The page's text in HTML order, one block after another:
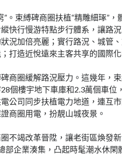
”。束縛碑商圈扶植“精雕細琢”
快行慢游特點步行體系，讓路
況加倍亮麗；實行路況、城管
打造近悅遠來主客共享的國際
商圈緩解路況壓力。這幾年，
個樓宇地下車庫和2.3萬個車位
公司同步扶植電力地道，連互
商圈用電，扮靚山城夜景。
不竭改革晉陞，讓老街區煥發
部企業湊集，凸起時髦潮水休閑